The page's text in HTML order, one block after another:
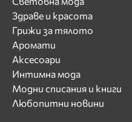
Здраве и красота
Грижи за тялото
Аромати
Аксесоари
Интимна мода
Модни списания и книги
Любопитни новини